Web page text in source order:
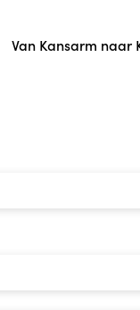
Van Kansarm naar